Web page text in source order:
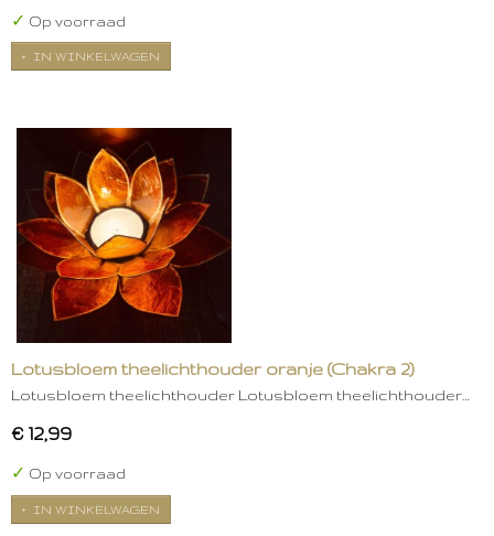
✓ Op voorraad
IN WINKELWAGEN
Lotusbloem theelichthouder oranje (Chakra 2)
Lotusbloem theelichthouder Lotusbloem theelichthouder…
€ 12,99
✓ Op voorraad
IN WINKELWAGEN